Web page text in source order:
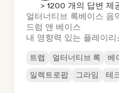
> 1200 개의 답변 제
얼터너티브 록베이스 음
드럼 앤 베이스
내 영향력 있는 플레이
트랩 얼터너티브 록 베
일렉트로팝
그라임 테